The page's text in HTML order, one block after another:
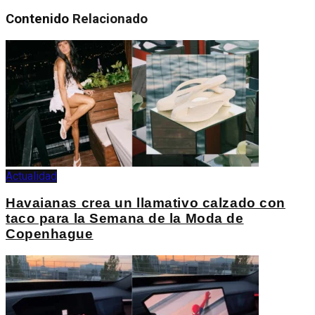
Contenido Relacionado
Actualidad
Havaianas crea un llamativo calzado con
taco para la Semana de la Moda de
Copenhague